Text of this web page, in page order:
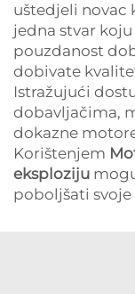
uštedjeli novac
jedna stvar
pouzdanost
dobivate
Istražujući
dobavljačima,
dokazne
Korištenjem
eksploziju
poboljšati